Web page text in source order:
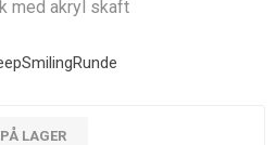
med akryl skaft
PÅ LAGER